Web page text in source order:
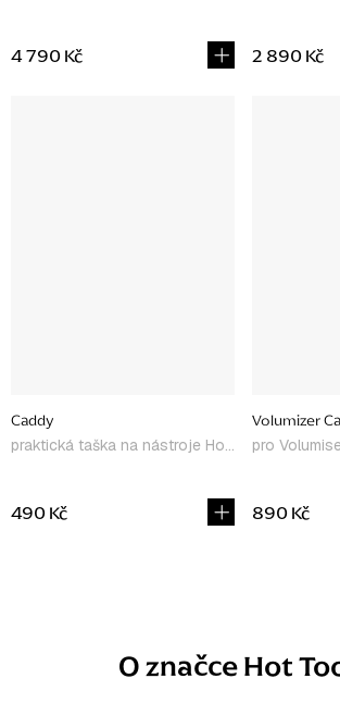
4 790 Kč 2 890 Kč
Caddy
praktická taška na nástroje Hot Tools
490 Kč
Volumizer
pro
890 Kč
O značce Hot